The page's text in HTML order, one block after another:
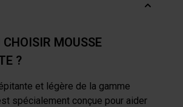
CHOISIR MOUSSE
?
et légère de la gamme
spécialement conçue pour aider